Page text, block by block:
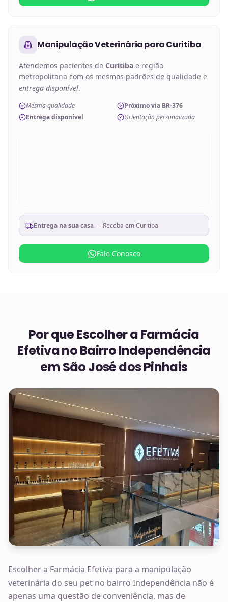
Manipulação VeterináriaparaCuritiba
Atendemos pacientes de Curitiba e região
metropolitana com os mesmos padrões de qualidade e
entrega disponível.
Mesma qualidade
Próximo via BR-376
Entrega disponível
Orientação personalizada
Entrega na sua casa— Receba emCuritiba
Fale Conosco
Por que Escolher a Farmácia
Efetiva noBairro Independência
em São José dos Pinhais
Escolher a Farmácia Efetiva para a manipulação
veterinária do seu pet no bairro Independência não é
apenas uma questão de conveniência, mas de